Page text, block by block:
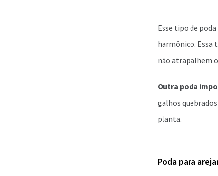
Esse tipo de poda
harmônico. Essa
não atrapalhem
Outra poda
galhos
planta.
Poda para